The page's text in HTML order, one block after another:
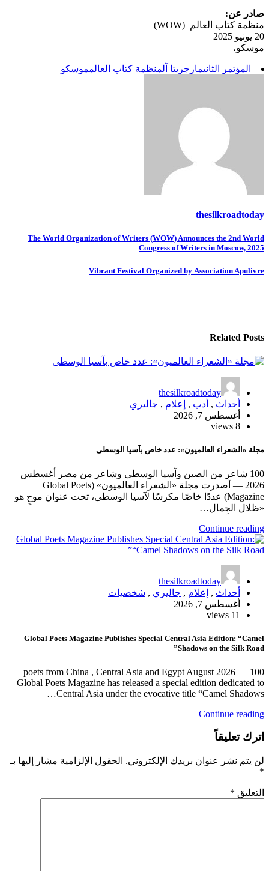
صادر عن:
منظمة كتاب العالم (WOW)
20 يونيو 2025
موسكو،
المؤتمر الثانيمارجريتا آلمنظمة كتاب العالمموسكو
thesilkroadtoday
تصفّح
The World Organization of Writers (WOW) Announces the 2nd World
Congress of Writers in Moscow, 2025
Vibrant Festival Organized by Association Apulivre
Related Posts
thesilkroadtoday
أحداث , أدب , إعلام , جاليري
أغسطس 7, 2026
8 views
مجلة «الشعراء العالميون»: عدد خاص بآسيا الوسطى
100 شاعر من الصين وآسيا الوسطى وشاعر من مصر أغسطس
2026 — أصدرت مجلة «الشعراء العالميون» (Global Poets
Magazine) عددًا خاصًا مكرسًا لآسيا الوسطى، تحت عنوان موحٍ هو
«ظلال الجِمال…
Continue reading
thesilkroadtoday
أحداث , إعلام , جاليري , شخصيات
أغسطس 7, 2026
11 views
Global Poets Magazine Publishes Special Central Asia Edition: “Camel
Shadows on the Silk Road”
100 poets from China , Central Asia and Egypt August 2026 —
Global Poets Magazine has released a special edition dedicated to
Central Asia under the evocative title “Camel Shadows…
Continue reading
اترك تعليقاً
لن يتم نشر عنوان بريدك الإلكتروني. الحقول الإلزامية مشار إليها بـ
*
التعليق *